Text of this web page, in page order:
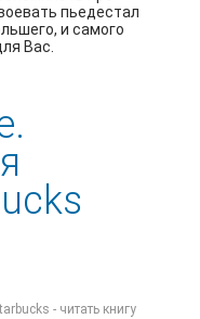
пьедестал
и самого
Вас.
- читать книгу